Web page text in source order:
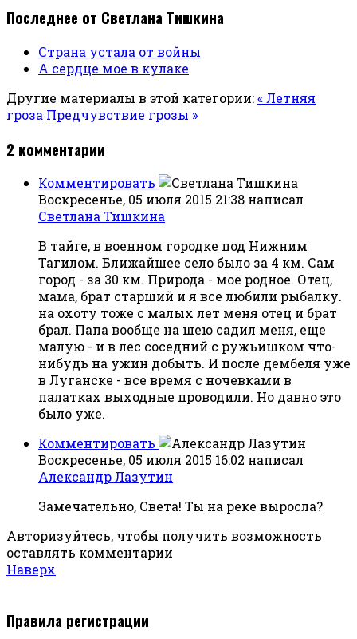
Последнее от Светлана Тишкина
Страна устала от войны
А сердце мое в кулаке
Другие материалы в этой категории:« Летняя
гроза Предчувствие грозы »
2 комментарии
Комментировать
Воскресенье, 05 июля 2015 21:38 написал
Светлана Тишкина
В тайге, в военном городке под Нижним
Тагилом. Ближайшее село было за 4 км. Сам
город - за 30 км. Природа - мое родное. Отец,
мама, брат старший и я все любили рыбалку.
на охоту тоже с малых лет меня отец и брат
брал. Папа вообще на шею садил меня, еще
малую - и в лес соседний с ружьишком что-
нибудь на ужин добыть. И после дембеля уже
в Луганске - все время с ночевками в
палатках выходные проводили. Но давно это
было уже.
Комментировать
Воскресенье, 05 июля 2015 16:02 написал
Александр Лазутин
Замечательно, Света! Ты на реке выросла?
Авторизуйтесь, чтобы получить возможность
оставлять комментарии
Наверх
Правила регистрации